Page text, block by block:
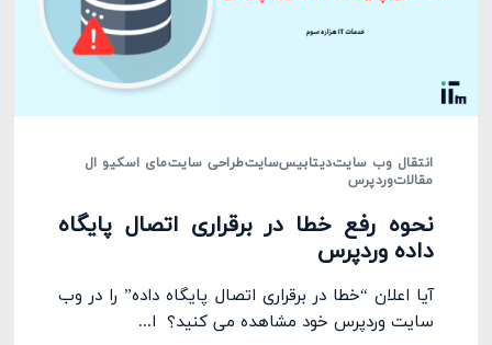
انتقال وب سایتدیتابیسسایتطراحی سایتمای اسکیو ال
مقالاتوردپرس
نحوه رفع خطا در برقراری اتصال پایگاه
داده وردپرس
آیا اعلان “خطا در برقراری اتصال پایگاه داده” را در وب
سایت وردپرس خود مشاهده می کنید؟ ا...